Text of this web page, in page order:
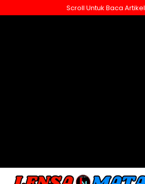
ke
Scroll Untuk Baca Artikel